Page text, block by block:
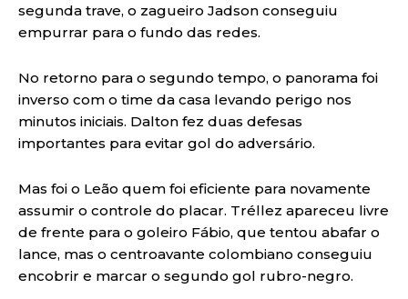
segunda trave, o zagueiro Jadson conseguiu
empurrar para o fundo das redes.
No retorno para o segundo tempo, o panorama foi
inverso com o time da casa levando perigo nos
minutos iniciais. Dalton fez duas defesas
importantes para evitar gol do adversário.
Mas foi o Leão quem foi eficiente para novamente
assumir o controle do placar. Tréllez apareceu livre
de frente para o goleiro Fábio, que tentou abafar o
lance, mas o centroavante colombiano conseguiu
encobrir e marcar o segundo gol rubro-negro.